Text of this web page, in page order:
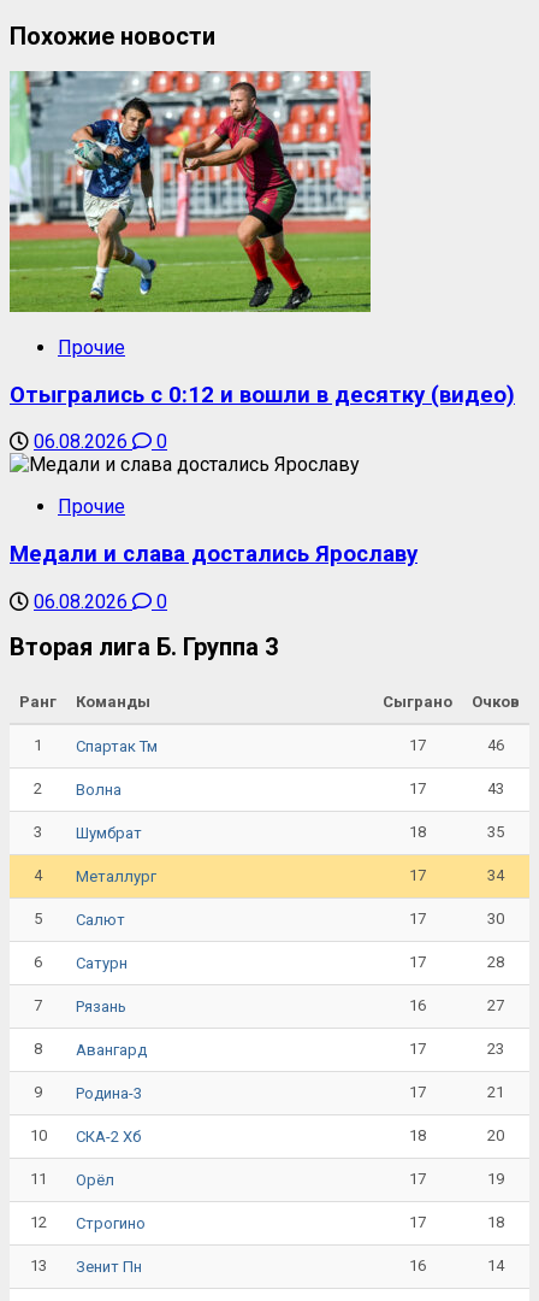
Похожие новости
Прочие
Отыгрались с 0:12 и вошли в десятку (видео)
06.08.2026 0
Прочие
Медали и слава достались Ярославу
06.08.2026 0
Вторая лига Б. Группа 3
Ранг Команды Сыграно Очков
1 Спартак Тм 17 46
2 Волна 17 43
3 Шумбрат 18 35
4 Металлург 17 34
5 Салют 17 30
6 Сатурн 17 28
7 Рязань 16 27
8 Авангард 17 23
9 Родина-3 17 21
10 СКА-2 Хб 18 20
11 Орёл 17 19
12 Строгино 17 18
13 Зенит Пн 16 14